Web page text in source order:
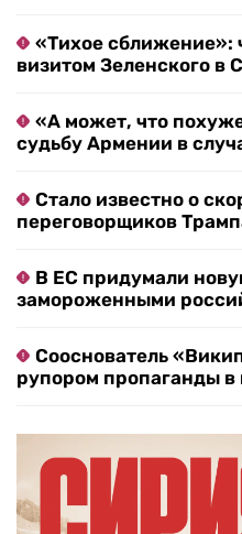
«Тихое сближение»:
визитом Зеленского в
«А может, что
судьбу Армении в
Стало известно о
переговорщиков
В ЕС придумали
замороженными
Сооснователь
рупором пропаганды